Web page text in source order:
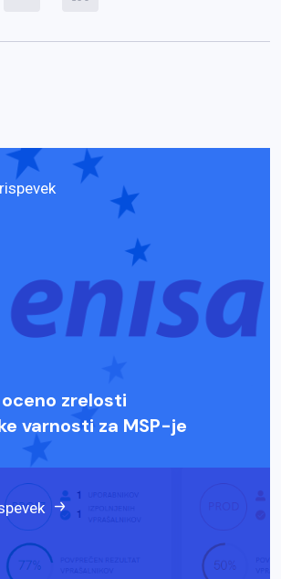
zrelosti
varnosti za MSP-je